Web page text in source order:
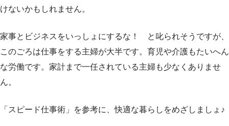
けないかもしれません。
家事とビジネスをいっしょにするな！ と叱られそうですが、
このごろは仕事をする主婦が大半です。育児や介護もたいへん
な労働です。家計まで一任されている主婦も少なくありませ
ん。
「スピード仕事術」を参考に、快適な暮らしをめざしましょ♪